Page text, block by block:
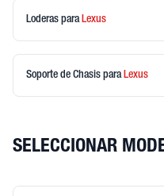
Loderas para Lexus
Soporte de Chasis para Lexus
SELECCIONAR